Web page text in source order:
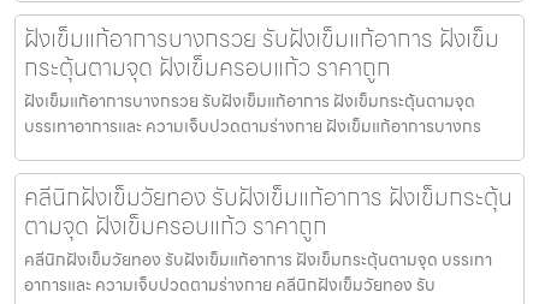
ฝังเข็มแก้อาการบางกรวย รับฝังเข็มแก้อาการ ฝังเข็ม
กระตุ้นตามจุด ฝังเข็มครอบแก้ว ราคาถูก
ฝังเข็มแก้อาการบางกรวย รับฝังเข็มแก้อาการ ฝังเข็มกระตุ้นตามจุด
บรรเทาอาการและ ความเจ็บปวดตามร่างกาย ฝังเข็มแก้อาการบางกร
คลีนิกฝังเข็มวัยทอง รับฝังเข็มแก้อาการ ฝังเข็มกระตุ้น
ตามจุด ฝังเข็มครอบแก้ว ราคาถูก
คลีนิกฝังเข็มวัยทอง รับฝังเข็มแก้อาการ ฝังเข็มกระตุ้นตามจุด บรรเทา
อาการและ ความเจ็บปวดตามร่างกาย คลีนิกฝังเข็มวัยทอง รับ